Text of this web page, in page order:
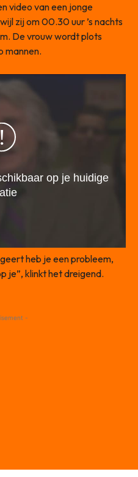
video van een jonge
zij om 00.30 uur ’s nachts
De vrouw wordt plots
mannen.
heb je een probleem,
je”, klinkt het dreigend.
-